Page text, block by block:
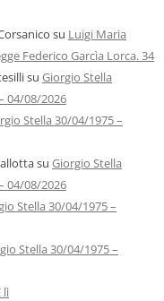
su Luigi Maria
Federico Garcìa Lorca. 34
su Giorgio Stella
04/08/2026
Stella 30/04/1975 –
su Giorgio Stella
04/08/2026
Stella 30/04/1975 –
Stella 30/04/1975 –
lì